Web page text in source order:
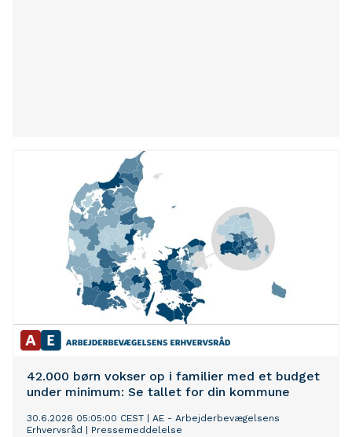
42.000 børn vokser op i familier med et budget
under minimum: Se tallet for din kommune
30.6.2026 05:05:00 CEST
AE - Arbejderbevægelsens
Erhvervsråd
Pressemeddelelse